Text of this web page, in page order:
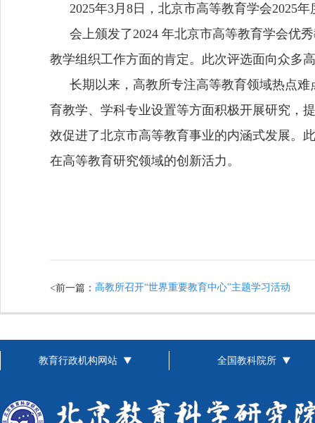
2025年3月 8 日，北京市高等教育学会2025年
会上颁发了2024 年北京市高等教育学会优
教学组织工作方面的肯定。此次评选面向众多
长期以来，高教所专注高等教育领域热点难
育教学、学科专业设置等方面积极开展研究，
效促进了北京市高等教育事业的内涵式发展。
在高等教育研究领域的创新活力。
<前一篇： 高教所召开“世界重要教育中心”主题学习活动
教育行政机构网站 全国教科院所